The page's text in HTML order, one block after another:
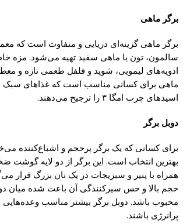
برگر ماهی
برگر ماهیگزینه‌ای دریایی و متفاوت استکه
سالمون، تون یا ماهی سفید تهیه می‌شود. مزه
ادویه‌های لیمویی، شوید و فلفل طعمی تازه و
ماهی برایکسانی مناسب استکه غذاهای سبک
اسیدهای چرب امگا ۳را ترجیح می‌دهند.
دوبل برگر
برایکسانی که یک برگر پرحجم و اشباع‌کننده
بهترین انتخاب است. این برگر از دو لایهگوشت
همراه با پنیر و سبزیجات در یک نان بزرگ قرار می‌
حجم بالا و حس سیرکنندگی آن باعث شده میان
محبوب باشد. دوبل برگر بیشتر مناسب
پرانرژی باشند.